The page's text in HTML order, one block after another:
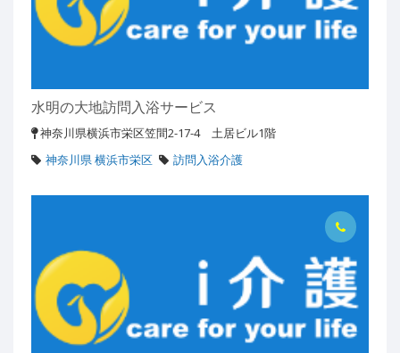
水明の大地訪問入浴サービス
神奈川県横浜市栄区笠間2-17-4 土居ビル1階
神奈川県 横浜市栄区
訪問入浴介護